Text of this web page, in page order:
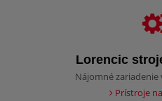
Lorencic
Nájomné
Prístroje